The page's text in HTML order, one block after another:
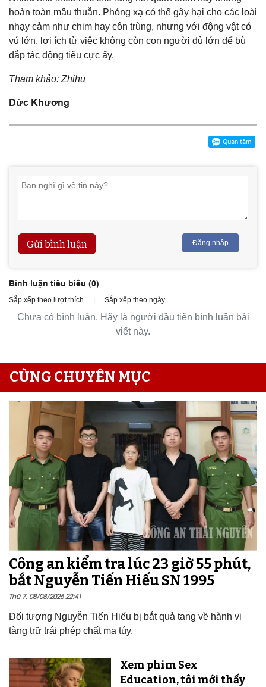
hoàn toàn mâu thuẫn. Phóng xạ có thể gây hại cho các loài
nhạy cảm như chim hay côn trùng, nhưng với động vật có
vú lớn, lợi ích từ việc không còn con người đủ lớn để bù
đắp tác động tiêu cực ấy.
Tham khảo: Zhihu
Đức Khương
Gửi bình luận Đăng nhập
Bình luận tiêu biểu (0)
Sắp xếp theo lượt thích | Sắp xếp theo ngày
Chưa có bình luận. Hãy là người đầu tiên bình luận bài
viết này.
CÙNG CHUYÊN MỤC
Công an kiểm tra lúc 23 giờ 55 phút,
bắt Nguyễn Tiến Hiếu SN 1995
Thứ 7, 08/08/2026 22:41
Đối tượng Nguyễn Tiến Hiếu bị bắt quả tang về hành vi
tàng trữ trái phép chất ma túy.
Xem phim Sex
Education, tôi mới thấy